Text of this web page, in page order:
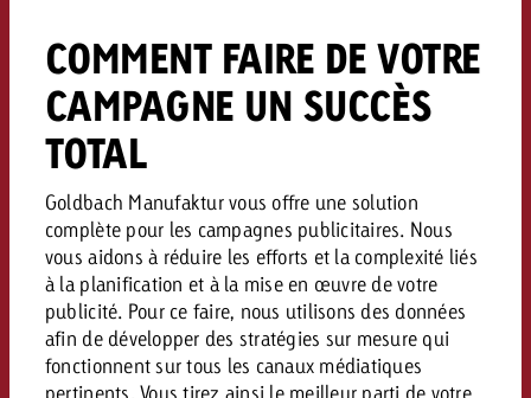
Demander une offre
votre campagne et souhaitez
combien cela coûte.
Demander une offre
votre campagne et souhaitez
combien cela coûte.
Demander une offre
COMMENT FAIRE DE VOTRE
CAMPAGNE UN SUCCÈS
TOTAL
Goldbach Manufaktur vous offre une solution
complète pour les campagnes publicitaires. Nous
vous aidons à réduire les efforts et la complexité liés
à la planification et à la mise en œuvre de votre
publicité. Pour ce faire, nous utilisons des données
afin de développer des stratégies sur mesure qui
fonctionnent sur tous les canaux médiatiques
pertinents. Vous tirez ainsi le meilleur parti de votre